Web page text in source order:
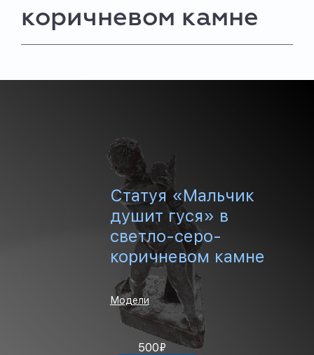
коричневом камне
Статуя «Мальчик
душит гуся» в
светло-серо-
коричневом камне
Модели
500₽